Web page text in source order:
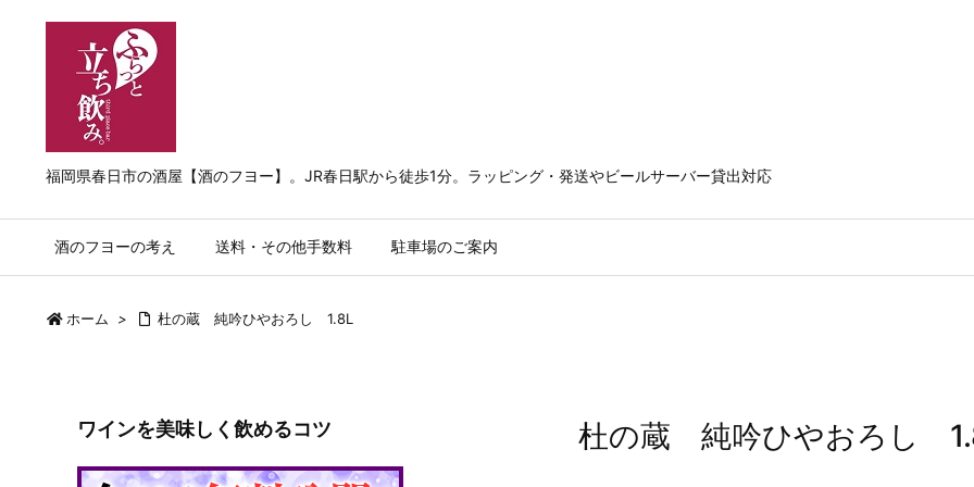
福岡県春日市の酒屋【酒のフヨー】。JR春日駅から徒歩1分。ラッピング・発送やビールサーバー貸出対応
酒のフヨーの考え 送料・その他手数料 駐車場のご案内
ホーム > 杜の蔵 純吟ひやおろし 1.8L
杜の蔵 純吟ひやおろし
ワインを美味しく飲めるコツ